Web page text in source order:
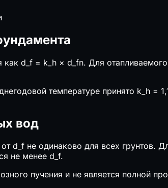
d_f = k_h × d_fn. Для
температуре принято k_h =
вод
d_f не одинаково для всех грунтов.
не менее d_f.
пучения и не является полной